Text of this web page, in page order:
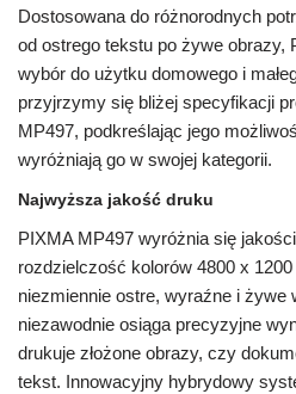
Dostosowana do różnorodnych
od ostrego tekstu po żywe obrazy,
wybór do użytku domowego i
przyjrzymy się bliżej specyfikacji
MP497, podkreślając jego
wyróżniają go w swojej kategorii.
Najwyższa jakość druku
PIXMA MP497 wyróżnia się
rozdzielczość kolorów 4800 x
niezmiennie ostre, wyraźne i żywe
niezawodnie osiąga precyzyjne
drukuje złożone obrazy, czy
tekst. Innowacyjny hybrydowy